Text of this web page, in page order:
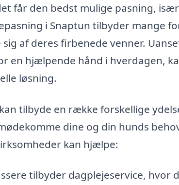
får den bedst mulige pasning,
i Snaptun tilbyder mange
af deres firbenede venner.
en hjælpende hånd i hverdagen,
løsning.
tilbyde en række forskellige
dine og din hunds
kan hjælpe:
tilbyder dagplejeservice, hvor